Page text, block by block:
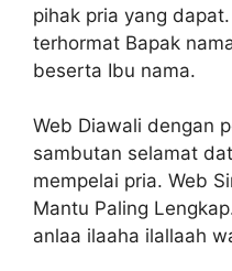
pihak pria yang
terhormat Bapak
beserta Ibu nama.
Web Diawali dengan
sambutan selamat
mempelai pria. Web
Mantu Paling
anlaa ilaaha ilallaah